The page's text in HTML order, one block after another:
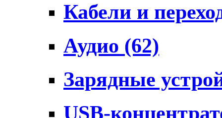
Кабели и
Аудио (62)
Зарядные
USB-